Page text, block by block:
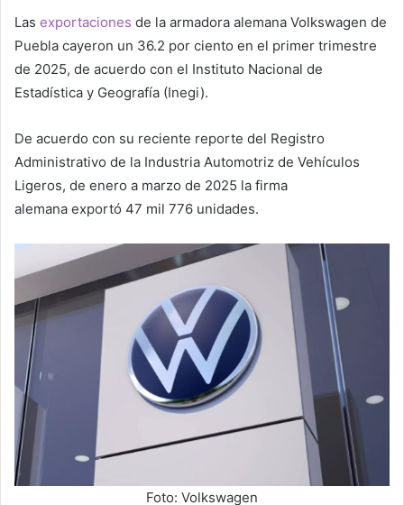
Las exportaciones de la armadora alemana Volkswagen de
Puebla cayeron un 36.2 por ciento en el primer trimestre
de 2025, de acuerdo con el Instituto Nacional de
Estadística y Geografía (Inegi).
De acuerdo con su reciente reporte del Registro
Administrativo de la Industria Automotriz de Vehículos
Ligeros, de enero a marzo de 2025 la firma
alemana exportó 47 mil 776 unidades.
Foto: Volkswagen